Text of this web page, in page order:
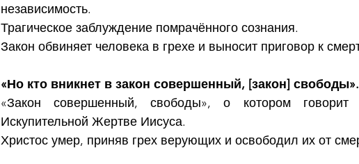
независимость.
Трагическое заблуждение помрачённого сознания.
Закон обвиняет человека в грехе и выносит приговор к
«Но кто вникнет в закон совершенный, [закон] свободы».
«Закон совершенный, свободы», о котором
Искупительной Жертве Иисуса.
Христос умер, приняв грех верующих и освободил их от